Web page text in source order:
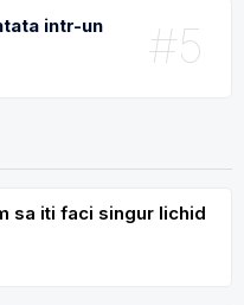
#5
intr-un
sa iti faci singur lichid